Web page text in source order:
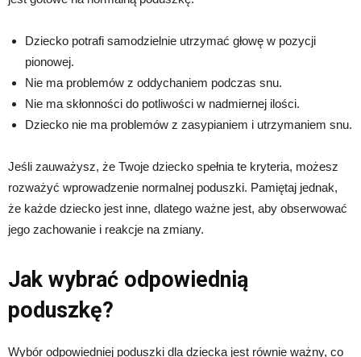
Dziecko potrafi samodzielnie utrzymać głowę w pozycji
pionowej.
Nie ma problemów z oddychaniem podczas snu.
Nie ma skłonności do potliwości w nadmiernej ilości.
Dziecko nie ma problemów z zasypianiem i utrzymaniem snu.
Jeśli zauważysz, że Twoje dziecko spełnia te kryteria, możesz
rozważyć wprowadzenie normalnej poduszki. Pamiętaj jednak,
że każde dziecko jest inne, dlatego ważne jest, aby obserwować
jego zachowanie i reakcje na zmiany.
Jak wybrać odpowiednią
poduszkę?
Wybór odpowiedniej poduszki dla dziecka jest równie ważny, co